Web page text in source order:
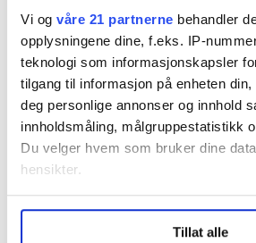
Vi og våre 21 partnerne behandler
opplysningene dine, f.eks. IP-
teknologi som informasjonskapsler
tilgang til informasjon på enheten
deg personlige annonser og innhold
innholdsmåling, målgruppestatistikk
Du velger hvem som bruker dine
hensikter.
Undermer infokan du lese om
data behandles og hvordan du kan
Tillat alle
Flere saker